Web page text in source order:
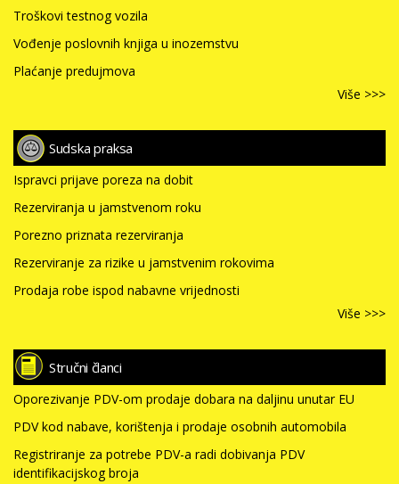
Troškovi testnog vozila
Vođenje poslovnih knjiga u inozemstvu
Plaćanje predujmova
Više >>>
Sudska praksa
Ispravci prijave poreza na dobit
Rezerviranja u jamstvenom roku
Porezno priznata rezerviranja
Rezerviranje za rizike u jamstvenim rokovima
Prodaja robe ispod nabavne vrijednosti
Više >>>
Stručni članci
Oporezivanje PDV-om prodaje dobara na daljinu unutar EU
PDV kod nabave, korištenja i prodaje osobnih automobila
Registriranje za potrebe PDV-a radi dobivanja PDV
identifikacijskog broja